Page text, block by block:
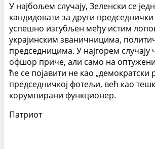
У најбољем случају, Зеленски се
кандидовати за други
успешно изгубљен међу истим
украјинским званичницима,
председницима. У најгорем случају
офшор приче, али само на
ће се појавити не као „демократски
председничкој фотељи, већ као
корумпирани функционер.
Патриот